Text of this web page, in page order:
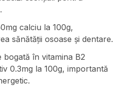
calciu la 100g,
sănătății osoase și dentare.
în vitamina B2
0.3mg la 100g, importantă